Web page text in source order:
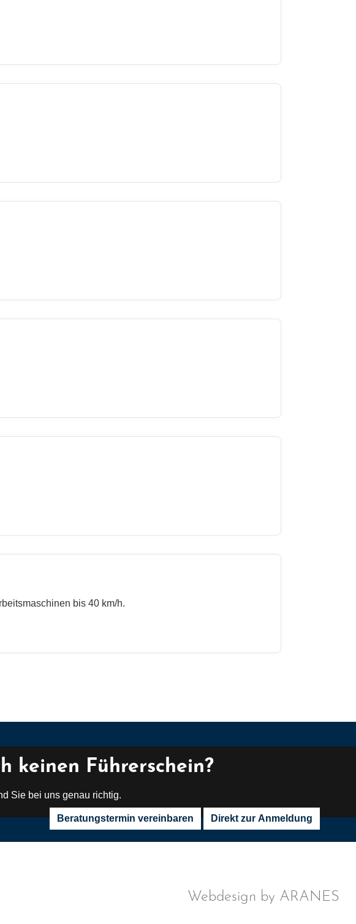
bis 40 km/h.
keinen Führerschein?
Sie bei uns genau richtig.
Beratungstermin vereinbaren Direkt zur Anmeldung
Webdesign by ARANES